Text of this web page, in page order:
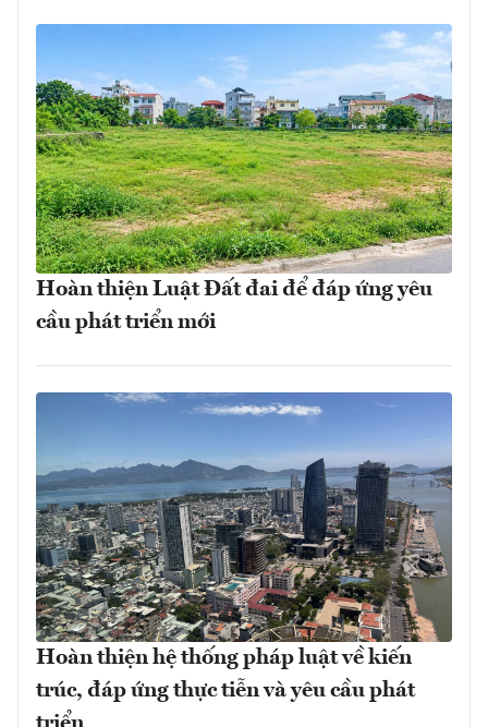
Hoàn thiện Luật Đất đai để đáp ứng yêu
cầu phát triển mới
Hoàn thiện hệ thống pháp luật về kiến
trúc, đáp ứng thực tiễn và yêu cầu phát